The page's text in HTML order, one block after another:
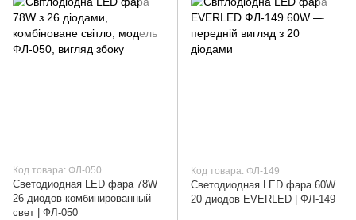
Код товара: ФЛ-050
Светодиодная LED фара 78W
26 диодов комбинированный
свет | ФЛ-050
Код товара: ФЛ-149
Светодиодная LED фара 60W
20 диодов EVERLED | ФЛ-149